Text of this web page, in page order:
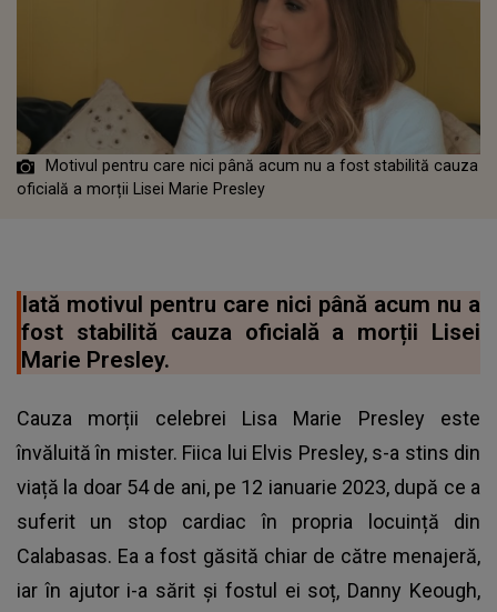
Motivul pentru care nici până acum nu a fost stabilită cauza
oficială a morții Lisei Marie Presley
Iată motivul pentru care nici până acum nu a
fost stabilită cauza oficială a morții Lisei
Marie Presley.
Cauza morții celebrei Lisa Marie Presley este
învăluită în mister. Fiica lui Elvis Presley, s-a stins din
viață la doar 54 de ani, pe 12 ianuarie 2023, după ce a
suferit un stop cardiac în propria locuință din
Calabasas. Ea a fost găsită chiar de către menajeră,
iar în ajutor i-a sărit și fostul ei soț, Danny Keough,